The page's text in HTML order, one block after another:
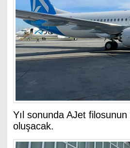
Yıl sonunda AJet
oluşacak.